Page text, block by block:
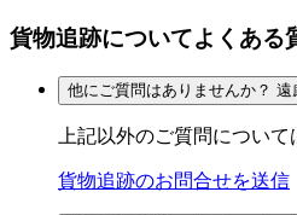
貨物追跡についてよくある
他にご質問はありませんか？ 遠
上記以外のご質問につい
貨物追跡のお問合せを送信